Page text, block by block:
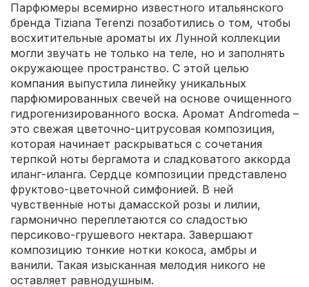
Парфюмеры всемирно известного итальянского
бренда Tiziana Terenzi позаботились о том, чтобы
восхитительные ароматы их Лунной коллекции
могли звучать не только на теле, но и заполнять
окружающее пространство. С этой целью
компания выпустила линейку уникальных
парфюмированных свечей на основе очищенного
гидрогенизированного воска. Аромат Andromeda –
это свежая цветочно-цитрусовая композиция,
которая начинает раскрываться с сочетания
терпкой ноты бергамота и сладковатого аккорда
иланг-иланга. Сердце композиции представлено
фруктово-цветочной симфонией. В ней
чувственные ноты дамасской розы и лилии,
гармонично переплетаются со сладостью
персиково-грушевого нектара. Завершают
композицию тонкие нотки кокоса, амбры и
ванили. Такая изысканная мелодия никого не
оставляет равнодушным.